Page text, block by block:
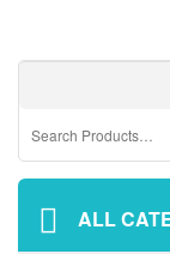
ALL